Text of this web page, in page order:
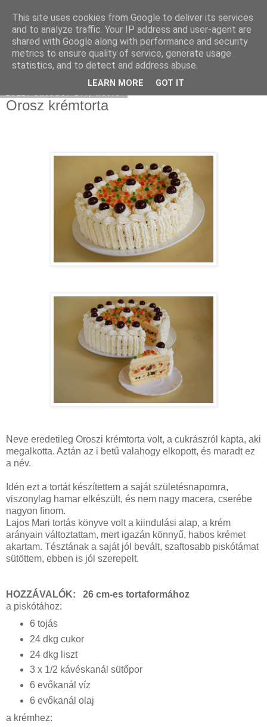
Moha Konyha
Orosz krémtorta
Neve eredetileg Oroszi krémtorta volt, a cukrászról kapta, aki
megalkotta. Aztán az i betű valahogy elkopott, és maradt ez
a név.
Idén ezt a tortát készítettem a saját születésnapomra,
viszonylag hamar elkészült, és nem nagy macera, cserébe
nagyon finom.
Lajos Mari tortás könyve volt a kiindulási alap, a krém
arányain változtattam, mert igazán könnyű, habos krémet
akartam. Tésztának a saját jól bevált, szaftosabb piskótámat
sütöttem, ebben is jól szerepelt.
HOZZÁVALÓK: 26 cm-es tortaformához
a piskótához:
6 tojás
24 dkg cukor
24 dkg liszt
3 x 1/2 kávéskanál sütőpor
6 evőkanál víz
6 evőkanál olaj
a krémhez:
This site uses cookies from Google to deliver its services
and to analyze traffic. Your IP address and user-agent are
shared with Google along with performance and security
metrics to ensure quality of service, generate usage
statistics, and to detect and address abuse.
LEARN MORE GOT IT